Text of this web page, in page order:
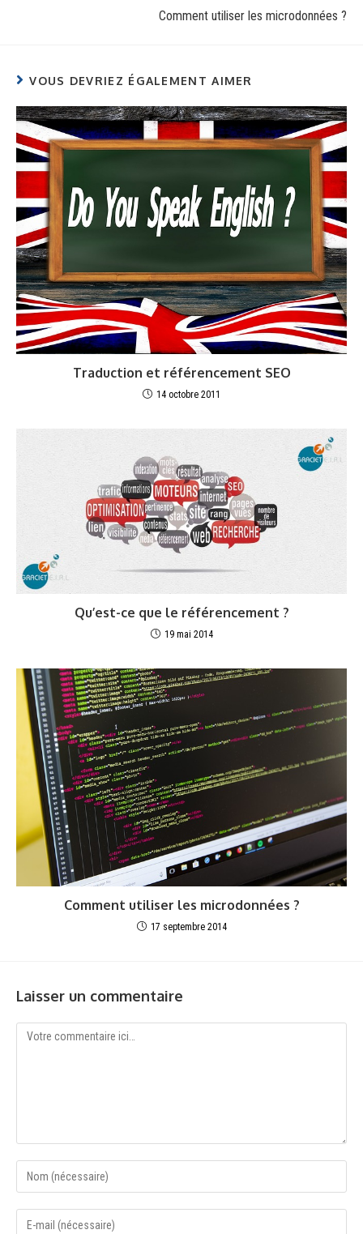
Comment utiliser les microdonnées ?
VOUS DEVRIEZ ÉGALEMENT AIMER
Traduction et référencement SEO
14 octobre 2011
Qu’est-ce que le référencement ?
19 mai 2014
Comment utiliser les microdonnées ?
17 septembre 2014
Laisser un commentaire
Comment
Enter
your
name
Enter